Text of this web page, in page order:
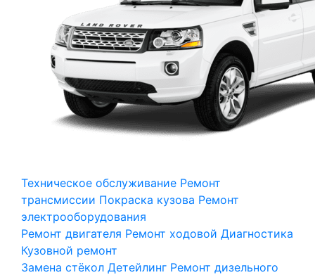
Техническое обслуживание Ремонт
трансмиссии Покраска кузова Ремонт
электрооборудования
Ремонт двигателя Ремонт ходовой Диагностика
Кузовной ремонт
Замена стёкол Детейлинг Ремонт дизельного